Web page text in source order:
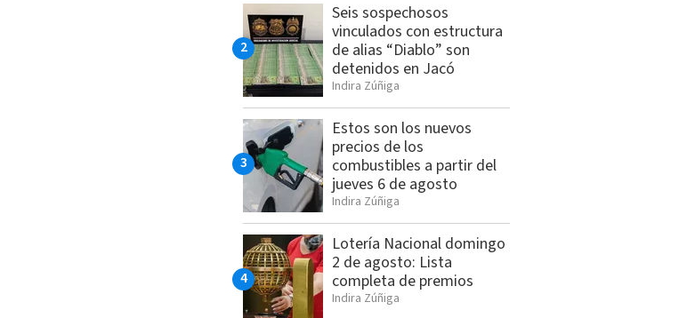
Seis sospechosos
vinculados con estructura
de alias “Diablo” son
detenidos en Jacó
Indira Zúñiga
Estos son los nuevos
precios de los
combustibles a partir del
jueves 6 de agosto
Indira Zúñiga
Lotería Nacional domingo
2 de agosto: Lista
completa de premios
Indira Zúñiga